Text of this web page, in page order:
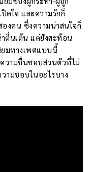
ดใจ และความรักก็
งคน ซึ่งความน่าสนใจก็
าตื่นเต้น แต่ยังสะท้อน
ยมทางเพศแบบนี้
วามชื่นชอบส่วนตัวที่ไม่
ามชอบในอะไรบาง